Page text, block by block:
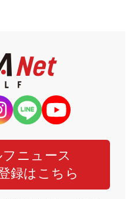
ニュース
録はこちら